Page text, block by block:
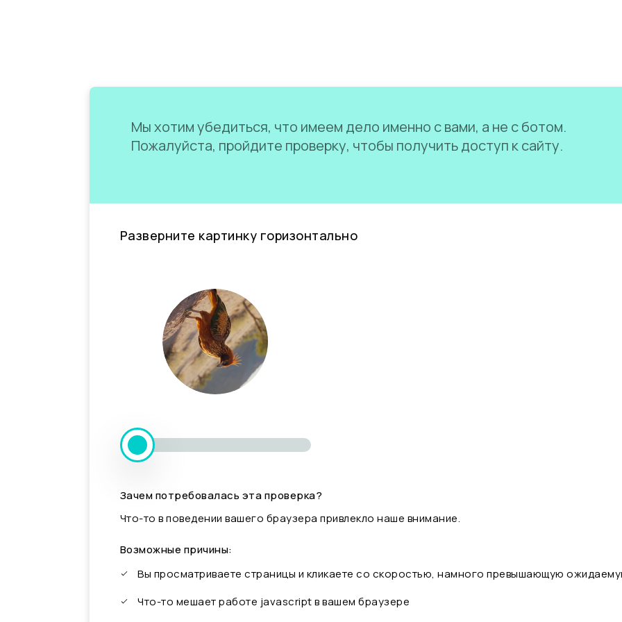
Мы хотим убедиться, что имеем дело именно с вами, а не с ботом.
Пожалуйста, пройдите проверку, чтобы получить доступ к сайту.
Разверните картинку горизонтально
Зачем потребовалась эта проверка?
Что-то в поведении вашего браузера привлекло наше внимание.
Возможные причины:
Вы просматриваете страницы и кликаете со скоростью, намного превышающую
Что-то мешает работе javascript в вашем браузере